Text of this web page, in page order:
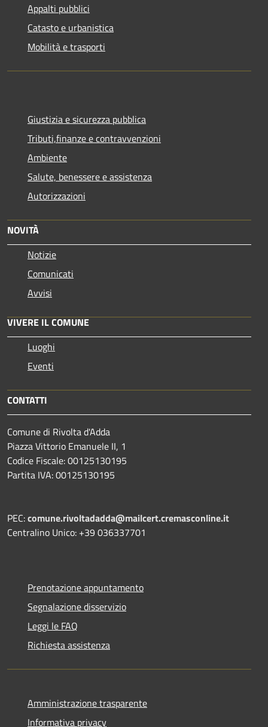
Appalti pubblici
Catasto e urbanistica
Mobilità e trasporti
Giustizia e sicurezza pubblica
Tributi,finanze e contravvenzioni
Ambiente
Salute, benessere e assistenza
Autorizzazioni
NOVITÀ
Notizie
Comunicati
Avvisi
VIVERE IL COMUNE
Luoghi
Eventi
CONTATTI
Comune di Rivolta d'Adda
Piazza Vittorio Emanuele II, 1
Codice Fiscale: 00125130195
Partita IVA: 00125130195
PEC:comune.rivoltadadda@mailcert.cremasconline.it
Centralino Unico: +39 036337701
Prenotazione appuntamento
Segnalazione disservizio
Leggi le FAQ
Richiesta assistenza
Amministrazione trasparente
Informativa privacy